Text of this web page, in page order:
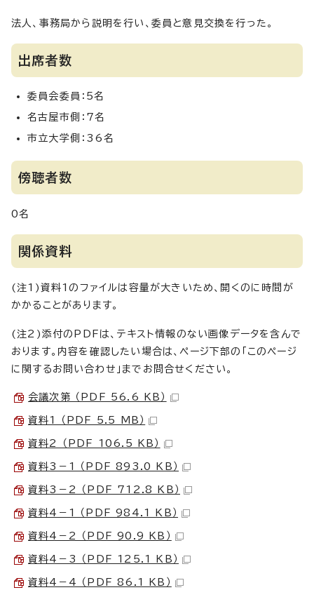
法人、事務局から説明を行い、委員と意見交換を行った。
出席者数
委員会委員：5名
名古屋市側：7名
市立大学側：36名
傍聴者数
0名
関係資料
(注1)資料1のファイルは容量が大きいため、開くのに時間が
かかることがあります。
(注2)添付のPDFは、テキスト情報のない画像データを含んで
おります。内容を確認したい場合は、ページ下部の「このページ
に関するお問い合わせ」までお問合せください。
会議次第 （PDF 56.6 KB）
資料1 （PDF 5.5 MB）
資料2 （PDF 106.5 KB）
資料3－1 （PDF 893.0 KB）
資料3－2 （PDF 712.8 KB）
資料4－1 （PDF 984.1 KB）
資料4－2 （PDF 90.9 KB）
資料4－3 （PDF 125.1 KB）
資料4－4 （PDF 86.1 KB）